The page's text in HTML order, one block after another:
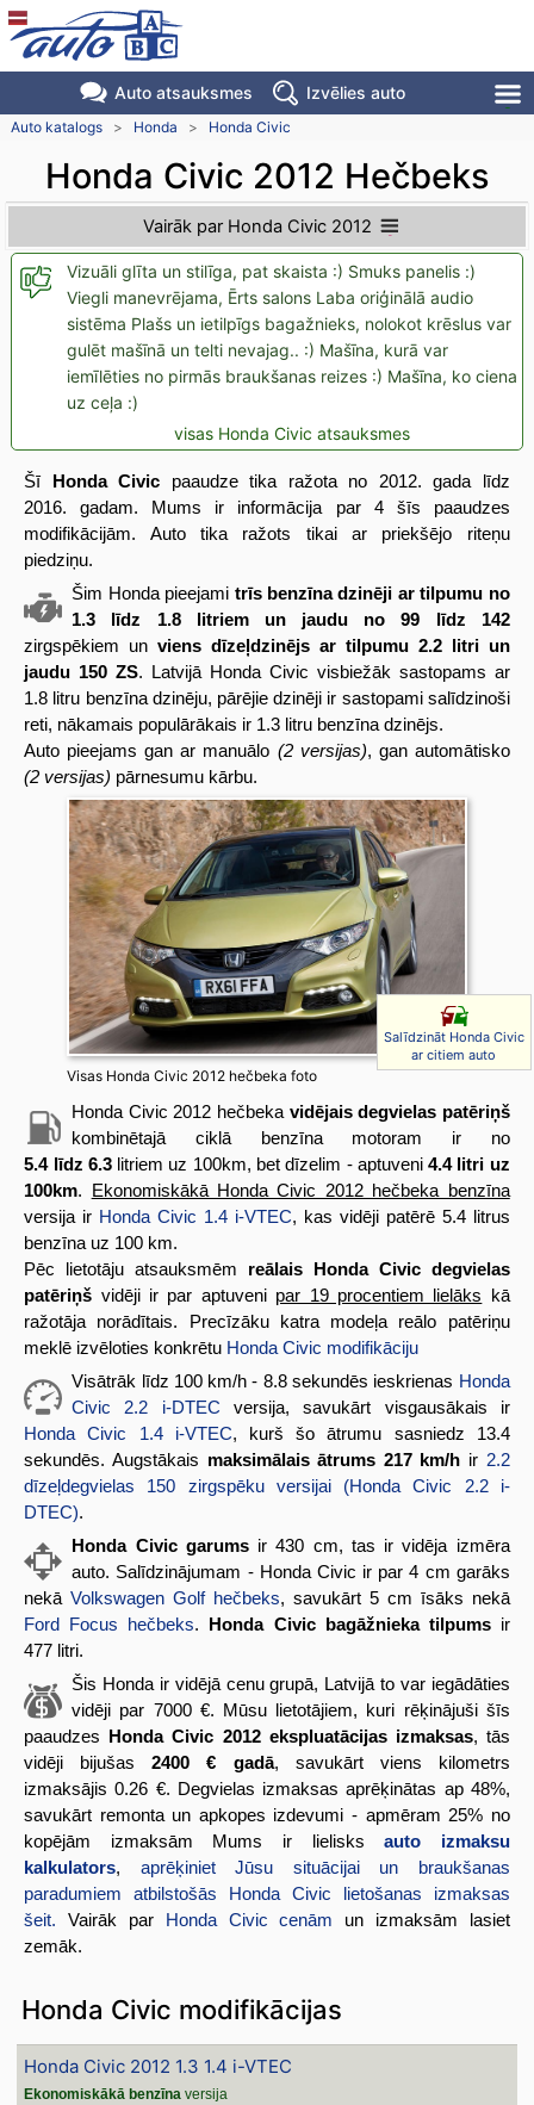
Auto atsauksmes Izvēlies auto
Auto katalogs > Honda > Honda Civic
Honda Civic 2012 Hečbeks
Vairāk par Honda Civic 2012
Vizuāli glīta un stilīga, pat skaista :) Smuks panelis :)
Viegli manevrējama, Ērts salons Laba oriģinālā audio
sistēma Plašs un ietilpīgs bagažnieks, nolokot krēslus var
gulēt mašīnā un telti nevajag.. :) Mašīna, kurā var
iemīlēties no pirmās braukšanas reizes :) Mašīna, ko ciena
uz ceļa :)
visas Honda Civic atsauksmes
Šī Honda Civic paaudze tika ražota no 2012. gada līdz
2016. gadam. Mums ir informācija par 4 šīs paaudzes
modifikācijām. Auto tika ražots tikai ar priekšējo riteņu
piedziņu.
Šim Honda pieejami trīs benzīna dzinēji ar tilpumu no
1.3 līdz 1.8 litriem un jaudu no 99 līdz 142
zirgspēkiem unviens dīzeļdzinējs ar tilpumu 2.2 litri un
jaudu 150 ZS. Latvijā Honda Civic visbiežāk sastopams ar
1.8 litru benzīna dzinēju, pārējie dzinēji ir sastopami salīdzinoši
reti, nākamais populārākais ir 1.3 litru benzīna dzinējs.
Auto pieejams gan ar manuālo (2 versijas), gan automātisko
(2 versijas) pārnesumu kārbu.
Visas Honda Civic 2012 hečbeka foto
Salīdzināt Honda Civic
ar citiem auto
Honda Civic 2012 hečbeka vidējais degvielas patēriņš
kombinētajā ciklā benzīna motoram ir no
5.4 līdz 6.3litriem uz 100km, bet dīzelim - aptuveni4.4 litri uz
100km.
Ekonomiskākā Honda Civic 2012 hečbeka benzīna
versija ir Honda Civic 1.4 i-VTEC, kas vidēji patērē 5.4 litrus
benzīna uz 100 km.
Pēc lietotāju atsauksmēm reālais Honda Civic degvielas
patēriņš vidēji ir par aptuveni par 19 procentiem lielāks kā
ražotāja norādītais. Precīzāku katra modeļa reālo patēriņu
meklē izvēloties konkrētu Honda Civic modifikāciju
Visātrāk līdz 100 km/h - 8.8 sekundēs ieskrienas Honda
Civic 2.2 i-DTEC versija, savukārt visgausākais ir
Honda Civic 1.4 i-VTEC, kurš šo ātrumu sasniedz 13.4
sekundēs. Augstākais maksimālais ātrums 217 km/h ir 2.2
dīzeļdegvielas 150 zirgspēku versijai (Honda Civic 2.2 i-
DTEC).
Honda Civic garumsir 430 cm, tas ir vidēja izmēra
auto. Salīdzinājumam - Honda Civic ir par 4 cm garāks
nekāVolkswagen Golf hečbeks, savukārt 5 cm īsāks nekā
Ford Focus hečbeks. Honda Civic bagāžnieka tilpumsir
477 litri.
Šis Honda ir vidējā cenu grupā, Latvijā to var iegādāties
vidēji par 7000 €. Mūsu lietotājiem, kuri rēķinājuši šīs
paaudzes
Honda Civic 2012 ekspluatācijas izmaksas, tās
vidēji bijušas2400 € gadā, savukārt viens kilometrs
izmaksājis 0.26 €. Degvielas izmaksas aprēķinātas ap 48%,
savukārt remonta un apkopes izdevumi - apmēram 25% no
kopējām izmaksām Mums ir lielisksauto izmaksu
kalkulators, aprēķiniet Jūsu situācijai un braukšanas
paradumiem atbilstošās Honda Civic lietošanas izmaksas
šeit. Vairāk par Honda Civic cenām un izmaksām lasiet
zemāk.
Honda Civic modifikācijas
Honda Civic 2012 1.3 1.4 i-VTEC
Ekonomiskākā benzīna versija